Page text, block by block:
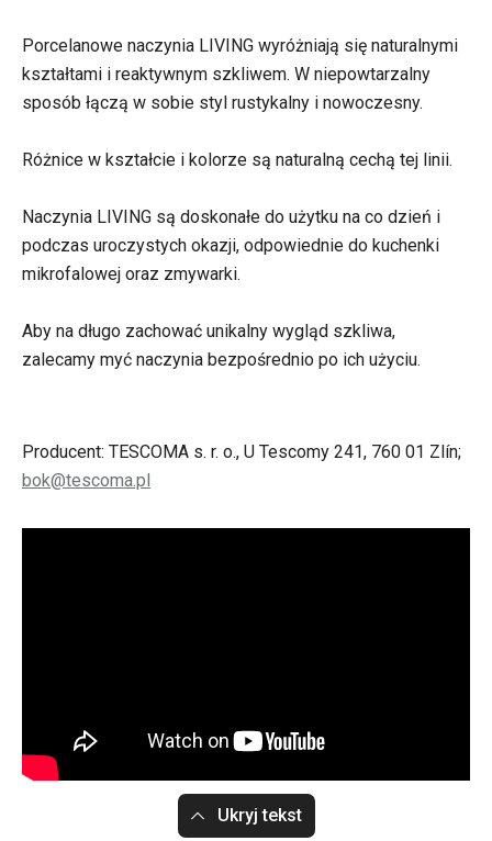
Porcelanowe naczynia LIVING wyróżniają się naturalnymi
kształtami i reaktywnym szkliwem. W niepowtarzalny
sposób łączą w sobie styl rustykalny i nowoczesny.
Różnice w kształcie i kolorze są naturalną cechą tej linii.
Naczynia LIVING są doskonałe do użytku na co dzień i
podczas uroczystych okazji, odpowiednie do kuchenki
mikrofalowej oraz zmywarki.
Aby na długo zachować unikalny wygląd szkliwa,
zalecamy myć naczynia bezpośrednio po ich użyciu.
Producent: TESCOMA s. r. o., U Tescomy 241, 760 01 Zlín;
bok@tescoma.pl
Ukryj tekst